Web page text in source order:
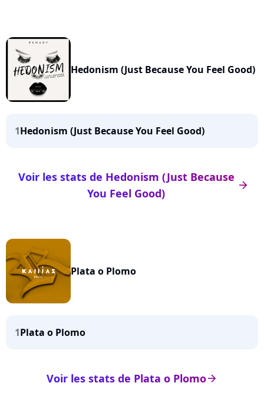
Hedonism (Just Because You Feel Good)
1Hedonism (Just Because You Feel Good)
arrow_right
Voir les stats de Hedonism (Just Because
You Feel Good)
Plata o Plomo
1Plata o Plomo
arrow_right
Voir les stats de Plata o Plomo